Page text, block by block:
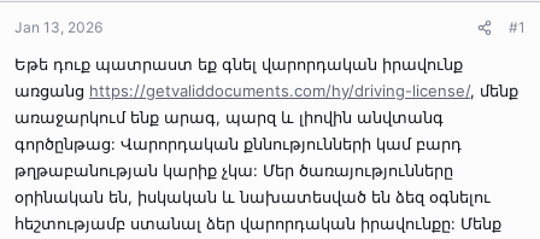
a
e
r
Jan 13, 2026 #1
Եթե դուք պատրաստ եք գնել վարորդական իրավունք
առցանց https://getvaliddocuments.com/hy/driving-license/, մենք
առաջարկում ենք արագ, պարզ և լիովին անվտանգ
գործընթաց: Վարորդական քննությունների կամ բարդ
թղթաբանության կարիք չկա: Մեր ծառայությունները
օրինական են, իսկական և նախատեսված են ձեզ օգնելու
հեշտությամբ ստանալ ձեր վարորդական իրավունքը: Մենք